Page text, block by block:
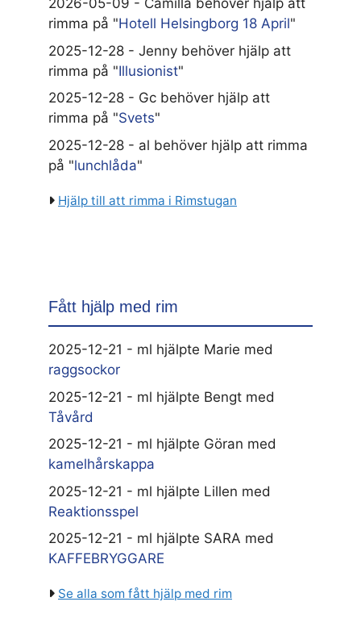
2026-05-09 - Camilla behöver hjälp att
rimma på "Hotell Helsingborg 18 April"
2025-12-28 - Jenny behöver hjälp att
rimma på "Illusionist"
2025-12-28 - Gc behöver hjälp att
rimma på "Svets"
2025-12-28 - al behöver hjälp att rimma
på "lunchlåda"
Hjälp till att rimma i Rimstugan
Fått hjälp med rim
2025-12-21 - ml hjälpte Marie med
raggsockor
2025-12-21 - ml hjälpte Bengt med
Tåvård
2025-12-21 - ml hjälpte Göran med
kamelhårskappa
2025-12-21 - ml hjälpte Lillen med
Reaktionsspel
2025-12-21 - ml hjälpte SARA med
KAFFEBRYGGARE
Se alla som fått hjälp med rim